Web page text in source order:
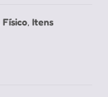
Físico, Itens